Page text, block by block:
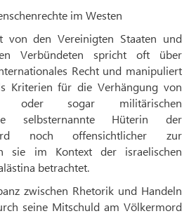
im Westen
von den Vereinigten Staaten und
Verbündeten spricht oft über
Recht und manipuliert
Kriterien für die Verhängung von
oder sogar militärischen
selbsternannte Hüterin der
noch offensichtlicher zur
sie im Kontext der israelischen
betrachtet.
zwischen Rhetorik und Handeln
seine Mitschuld am Völkermord